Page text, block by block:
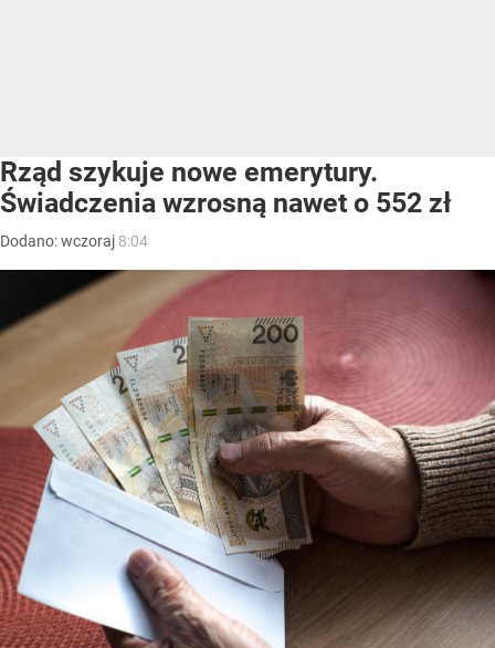
Rząd szykuje nowe emerytury.
Świadczenia wzrosną nawet o 552 zł
Dodano:wczoraj 8:04